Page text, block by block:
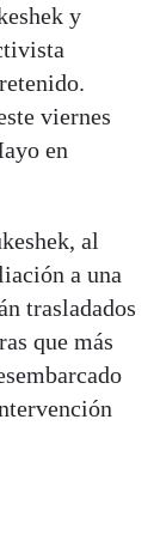
y
viernes
en
al
a una
trasladados
que más